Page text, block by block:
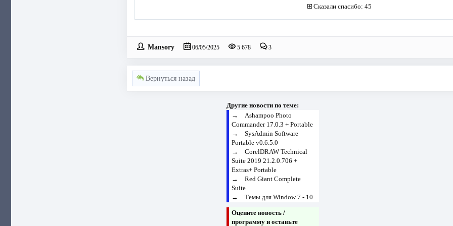
Сказали спасибо: 45
Mansory 06/05/2025 5 678 3
Вернуться назад
Другие новости по теме:
→ Ashampoo Photo
Commander 17.0.3 + Portable
→SysAdmin Software
Portable v0.6.5.0
→CorelDRAW Technical
Suite 2019 21.2.0.706 +
Extras+ Portable
→Red Giant Complete
Suite
→Темы для Window 7 - 10
Оцените новость /
программу и оставьте